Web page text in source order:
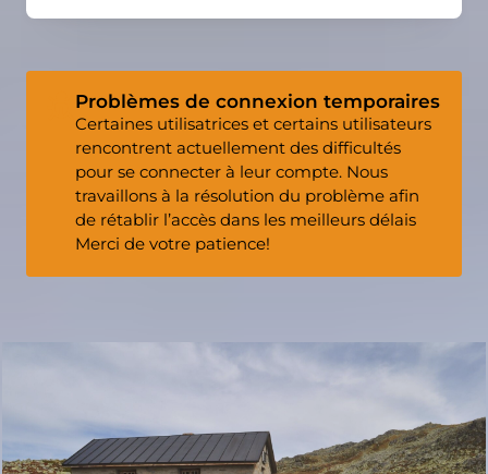
Problèmes de connexion temporaires
Certaines utilisatrices et certains utilisateurs
rencontrent actuellement des difficultés
pour se connecter à leur compte. Nous
travaillons à la résolution du problème afin
de rétablir l’accès dans les meilleurs délais
Merci de votre patience!